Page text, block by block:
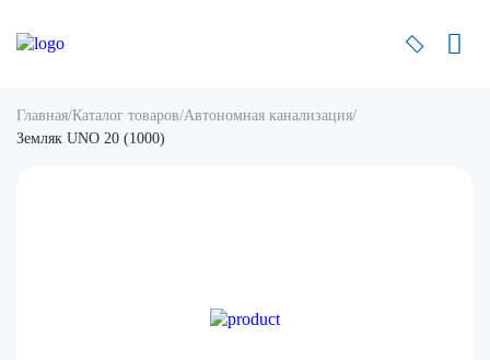
Главная/Каталог товаров/Автономная канализация/
Земляк UNO 20 (1000)